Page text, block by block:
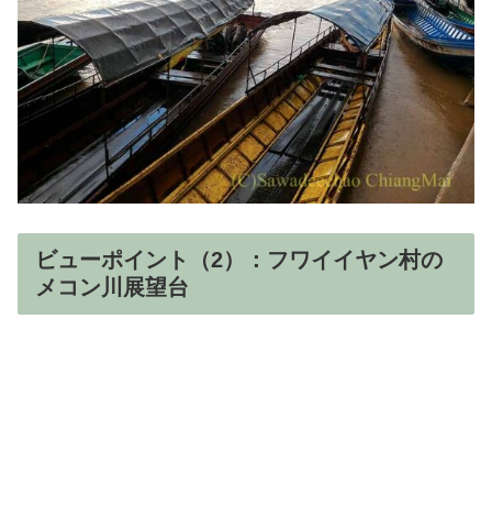
ビューポイント（2）：フワイイヤン村の
メコン川展望台